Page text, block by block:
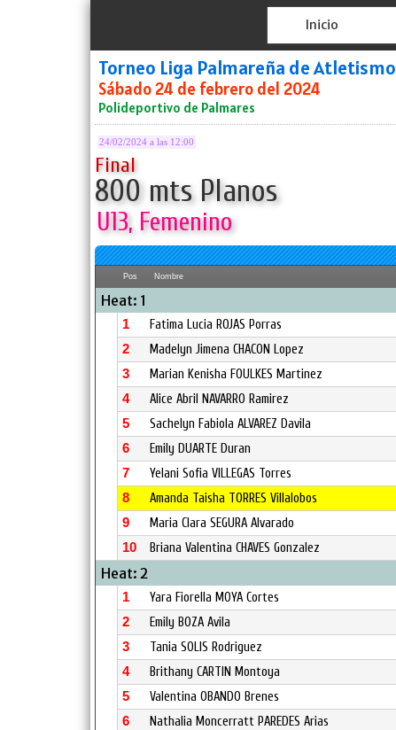
Inicio
Torneo Liga Palmareña de Atletismo
Sábado 24 de febrero del 2024
Polideportivo de Palmares
24/02/2024 a las 12:00
Final
800 mts Planos
U13, Femenino
Pos Nombre
Heat: 1
1 Fatima Lucia ROJAS Porras
2 Madelyn Jimena CHACON Lopez
3 Marian Kenisha FOULKES Martinez
4 Alice Abril NAVARRO Ramirez
5 Sachelyn Fabiola ALVAREZ Davila
6 Emily DUARTE Duran
7 Yelani Sofia VILLEGAS Torres
8 Amanda Taisha TORRES Villalobos
9 Maria Clara SEGURA Alvarado
10 Briana Valentina CHAVES Gonzalez
Heat: 2
1 Yara Fiorella MOYA Cortes
2 Emily BOZA Avila
3 Tania SOLIS Rodriguez
4 Brithany CARTIN Montoya
5 Valentina OBANDO Brenes
6 Nathalia Moncerratt PAREDES Arias